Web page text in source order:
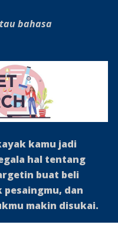
bahasa
kamu jadi
hal tentang
buat beli
dan
makin disukai.